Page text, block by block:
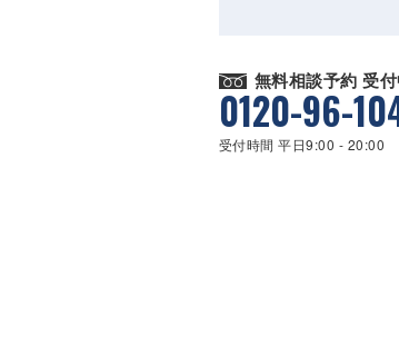
無料相談予約 受
0120-96-
受付時間 平日9:00 - 20:00